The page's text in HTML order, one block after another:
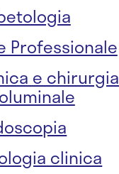
Professionale
e chirurgia
clinica